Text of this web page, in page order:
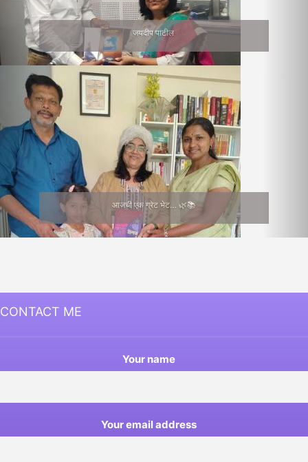
जयदीप पाटील
आजची एक ग्रेट भेट… 🌿📚
CONTACT ME
Your name
Your email address